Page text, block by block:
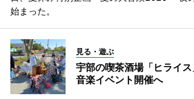
始まった。
見る・遊ぶ
宇部の喫茶酒場「ヒライ
音楽イベント開催へ